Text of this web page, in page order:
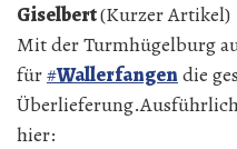
Giselbert(Kurzer Artikel)
Mit der Turmhügelburg
für#Wallerfangen die
hier: